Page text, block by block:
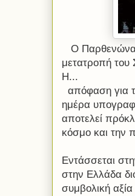
Ο Παρθενώνας
μετατροπή του
Η...
απόφαση για
ημέρα
αποτελεί
κόσμο και την
Εντάσσεται
στην Ελλάδα
συμβολική